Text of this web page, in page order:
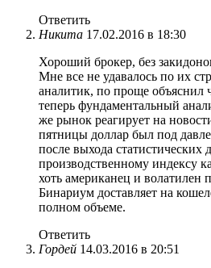
Ответить
Никита 17.02.2016 в 18:30
Хороший брокер, без
Мне все не удавалось по их
аналитик, по проще объяснил
теперь фундаментальный
же рынок реагирует на
пятницы доллар был под
после выхода статистических
производственному индексу
хоть американец и волатилен
Бинариум доставляет на
полном объеме.
Ответить
Гордей 14.03.2016 в 20:51